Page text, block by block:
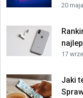
20
17
Jaki